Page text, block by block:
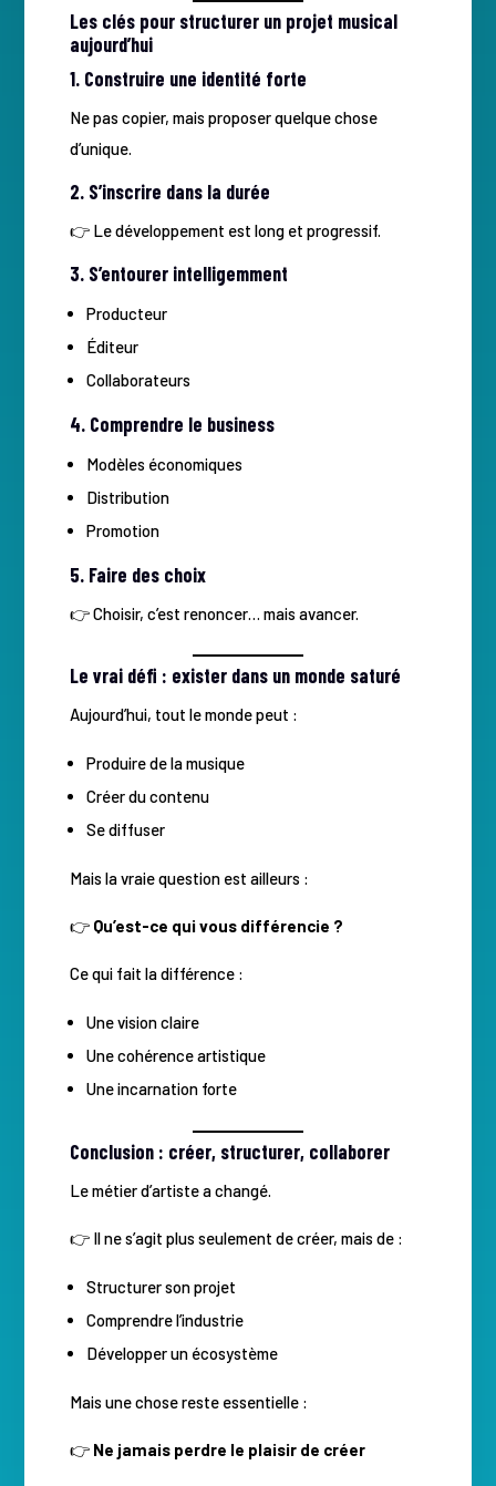
Les clés pour structurer un projet musical
aujourd’hui
1. Construire une identité forte
Ne pas copier, mais proposer quelque chose
d’unique.
2. S’inscrire dans la durée
👉 Le développement est long et progressif.
3. S’entourer intelligemment
Producteur
Éditeur
Collaborateurs
4. Comprendre le business
Modèles économiques
Distribution
Promotion
5. Faire des choix
👉 Choisir, c’est renoncer… mais avancer.
Le vrai défi : exister dans un monde saturé
Aujourd’hui, tout le monde peut :
Produire de la musique
Créer du contenu
Se diffuser
Mais la vraie question est ailleurs :
👉 Qu’est-ce qui vous différencie ?
Ce qui fait la différence :
Une vision claire
Une cohérence artistique
Une incarnation forte
Conclusion : créer, structurer, collaborer
Le métier d’artiste a changé.
👉 Il ne s’agit plus seulement de créer, mais de :
Structurer son projet
Comprendre l’industrie
Développer un écosystème
Mais une chose reste essentielle :
👉 Ne jamais perdre le plaisir de créer